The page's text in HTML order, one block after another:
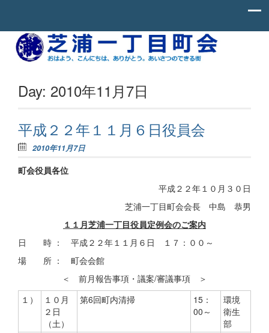
Skip to content
芝
一
丁
町
会
お
は
よ
こ
ん
わ、
あ
り
が
う。
き
る
街。
Day: 2010年11月7日
平成２２年１１月６日役員会
2010年11月7日
町会役員各位
平成２２年１０月３０日
芝浦一丁目町会会長 中島 恭男
１１月芝浦一丁目役員定例会のご案内
日 時 ： 平成２２年１１月６日 １７：００～
場 所 ： 町会会館
＜ 前月報告事項・議案/審議事項 ＞
１）
１０月
２日
（土）
第6回町内清掃
15：
00～
環境
衛生
部